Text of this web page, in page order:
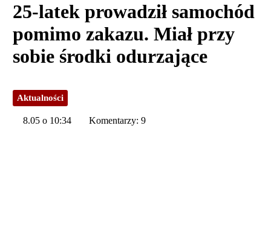
25-latek prowadził samochód
pomimo zakazu. Miał przy
sobie środki odurzające
Aktualności
8.05 o 10:34 Komentarzy: 9